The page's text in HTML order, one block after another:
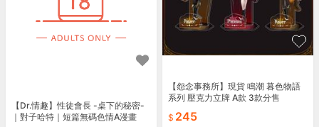
【Dr.情趣】性徒會長 -桌下的秘密-
｜對子哈特｜短篇無碼色情A漫畫
【怨念事務所】現貨 鳴潮 暮色物語
系列 壓克力立牌 A款 3款分售
245